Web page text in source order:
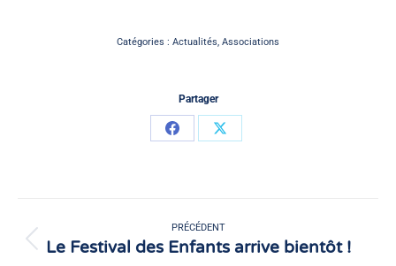
Catégories : Actualités, Associations
Partager
PartagerPartager
article
PRÉCÉDENT
Article
Le Festival des Enfants arrive bientôt !